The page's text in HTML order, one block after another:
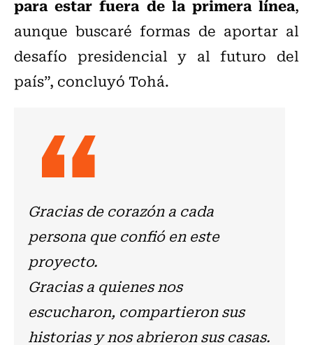
para estar fuera de la primera línea,
aunque buscaré formas de aportar al
desafío presidencial y al futuro del
país”, concluyó Tohá.
Gracias de corazón a cada
persona que confió en este
proyecto.
Gracias a quienes nos
escucharon, compartieron sus
historias y nos abrieron sus casas.